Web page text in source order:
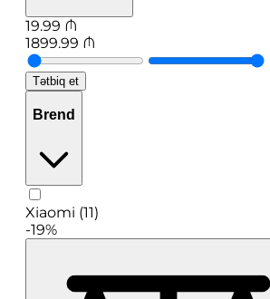
19.99 ₼
1899.99 ₼
Tətbiq et
Brend
Xiaomi (11)
-19%